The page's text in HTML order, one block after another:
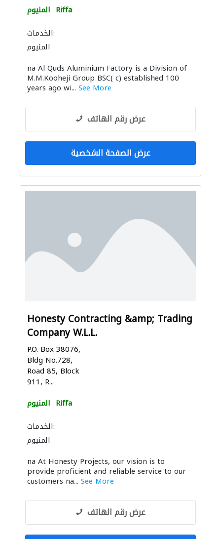
المنيوم Riffa
الخدمات:
المنيوم
na Al Quds Aluminium Factory is a Division of
M.M.Kooheji Group BSC( c) established 100
years ago wi... See More
عرض رقم الهاتف
عرض الصفحة الشخصية
Honesty Contracting &amp; Trading
Company W.L.L.
P.O. Box 38076,
Bldg No.728,
Road 85, Block
911, R...
المنيوم Riffa
الخدمات:
المنيوم
na At Honesty Projects, our vision is to
provide proficient and reliable service to our
customers na... See More
عرض رقم الهاتف